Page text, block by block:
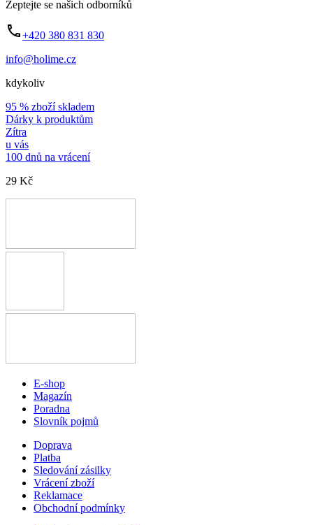
Zeptejte se našich odborníků
+420 380 831 830
info@holime.cz
kdykoliv
95 % zboží skladem
Dárky k produktům
Zítra
u vás
100 dnů na vrácení
29 Kč
E-shop
Magazín
Poradna
Slovník pojmů
Doprava
Platba
Sledování zásilky
Vrácení zboží
Reklamace
Obchodní podmínky